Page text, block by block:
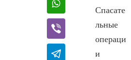
Спасате
льные
операци
и